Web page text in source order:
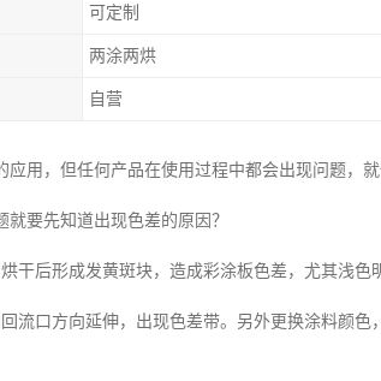
可定制
两涂两烘
自营
用，但任何产品在使用过程中都会出现问题，
要先知道出现色差的原因？
干后形成发黄斑块，造成彩涂板色差，尤其浅色
流口方向延伸，出现色差带。另外更换涂料颜色